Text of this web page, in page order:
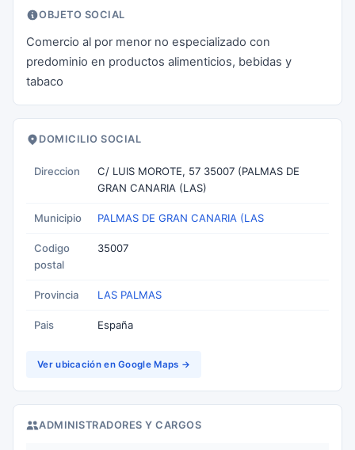
OBJETO SOCIAL
Comercio al por menor no especializado con
predominio en productos alimenticios, bebidas y
tabaco
DOMICILIO SOCIAL
Direccion
C/ LUIS MOROTE, 57 35007 (PALMAS DE
GRAN CANARIA (LAS)
Municipio PALMAS DE GRAN CANARIA (LAS
Codigo
postal
35007
Provincia LAS PALMAS
Pais España
Ver ubicación en Google Maps →
ADMINISTRADORES Y CARGOS